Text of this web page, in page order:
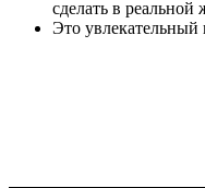
сделать в
Это